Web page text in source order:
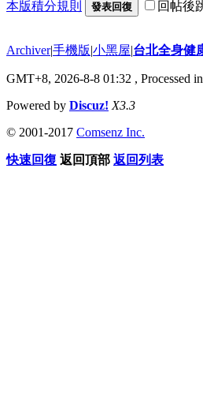
本版積分規則 發表回復 回帖後
Archiver|手機版|小黑屋|台北全身健
GMT+8, 2026-8-8 01:32 , Processed
Powered by Discuz! X3.3
© 2001-2017 Comsenz Inc.
快速回復 返回頂部 返回列表